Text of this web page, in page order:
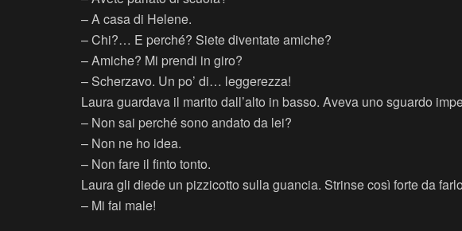
– A casa di Helene.
– Chi?… E perché? Siete diventate amiche?
– Amiche? Mi prendi in giro?
– Scherzavo. Un po’ di… leggerezza!
Laura guardava il marito dall’alto in basso. Aveva uno sguardo
– Non sai perché sono andato da lei?
– Non ne ho idea.
– Non fare il finto tonto.
Laura gli diede un pizzicotto sulla guancia. Strinse così forte da
– Mi fai male!